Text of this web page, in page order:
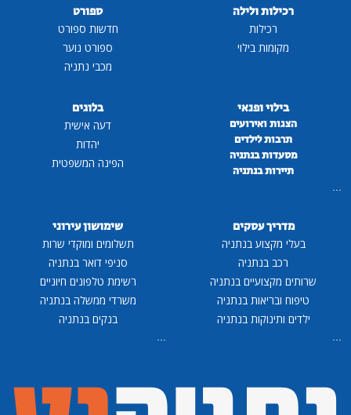
רכילות ולילה
רכילות
מקומות בילוי
ספורט
חדשות ספורט
ספורט נוער
מכבי נתניה
בילוי ופנאי
הצגות ואירועים
תרבות לילדים
מסעדות בנתניה
תיירות בנתניה
בלוגים
דעה אישית
יהדות
הפינה המשפטית
מדריך עסקים
בעלי מקצוע בנתניה
רכב בנתניה
שרותים מקצועיים בנתניה
טיפוח ובריאות בנתניה
ילדים ותינוקות בנתניה
שימושון עירוני
תשלומים ומוקדי שרות
סניפי דואר בנתניה
רשימת טלפונים חיוניים
משרדי ממשלה בנתניה
בנקים בנתניה